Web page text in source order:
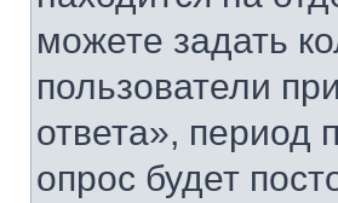
можете задать
пользователи
ответа», период
опрос будет